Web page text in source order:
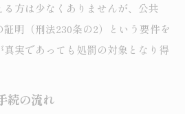
方は少なくありませんが、公共
明（刑法230条の2）という要件を
実であっても処罰の対象となり得
続の流れ